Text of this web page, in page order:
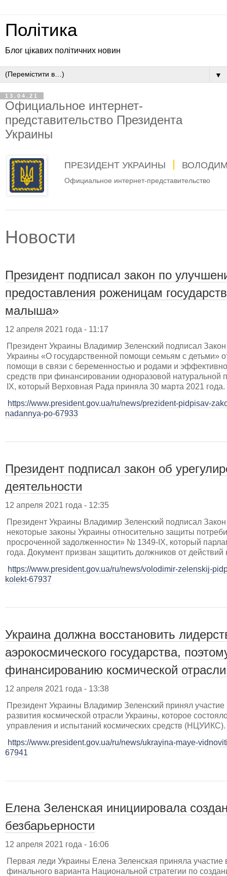
Політика
Блог цікавих політичних новин
▼
13.04.21
Официальное интернет-
представительство Президента
Украины
ПРЕЗИДЕНТ УКРАИНЫ
Официальное интернет-представительство
Новости
Президент подписал закон по
предоставления роженицам
малыша»
12 апреля 2021 года - 11:17
Президент Украины Владимир Зеленский подписал
Украины «О государственной помощи семьям с детьми»
помощи в связи с беременностью и родами и
средств при финансировании одноразовой
IX, который Верховная Рада приняла 30 марта 2021 года.
https://www.president.gov.ua/ru/news/prezident-pidpisav-
nadannya-po-67933
Президент подписал закон об
деятельности
12 апреля 2021 года - 12:35
Президент Украины Владимир Зеленский подписал
некоторые законы Украины относительно защиты
просроченной задолженности» № 1349-IX, который
года. Документ призван защитить должников от
https://www.president.gov.ua/ru/news/volodimir-zelenskij-
kolekt-67937
Украина должна восстановить
аэрокосмического государства,
финансированию космической
12 апреля 2021 года - 13:38
Президент Украины Владимир Зеленский принял
развития космической отрасли Украины, которое
управления и испытаний космических средств (НЦУИКС).
https://www.president.gov.ua/ru/news/ukrayina-maye-
67941
Елена Зеленская инициировала
безбарьерности
12 апреля 2021 года - 16:06
Первая леди Украины Елена Зеленская приняла
финального варианта Национальной стратегии по